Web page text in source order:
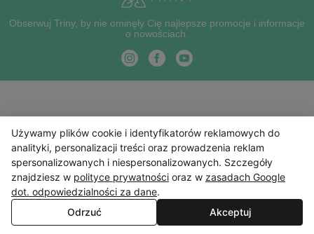
Obserwuj Triny, by nie ominęły Cię najlepsze promocje i informacje
o nowościach.
Używamy plików cookie i identyfikatorów reklamowych do
analityki, personalizacji treści oraz prowadzenia reklam
spersonalizowanych i niespersonalizowanych. Szczegóły
znajdziesz w polityce prywatności oraz w zasadach Google
dot. odpowiedzialności za dane.
Odrzuć
Akceptuj